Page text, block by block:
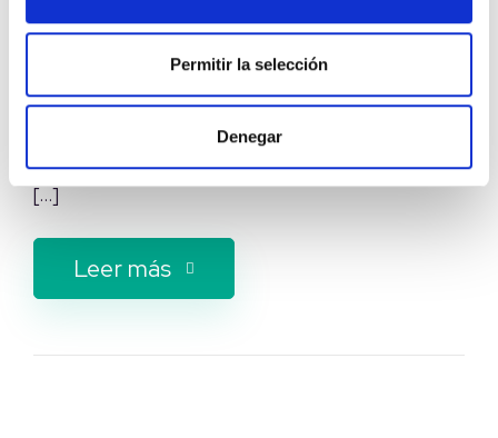
Permitir la selección
Denegar
calderas
Las bombas de calor pueden definirse como una
“máquina térmica que, utilizando un gas
refrigerante en un ciclo termodinámico cerrado,
[…]
Leer más